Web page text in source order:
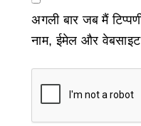
अगली बार जब मैं
नाम, ईमेल और